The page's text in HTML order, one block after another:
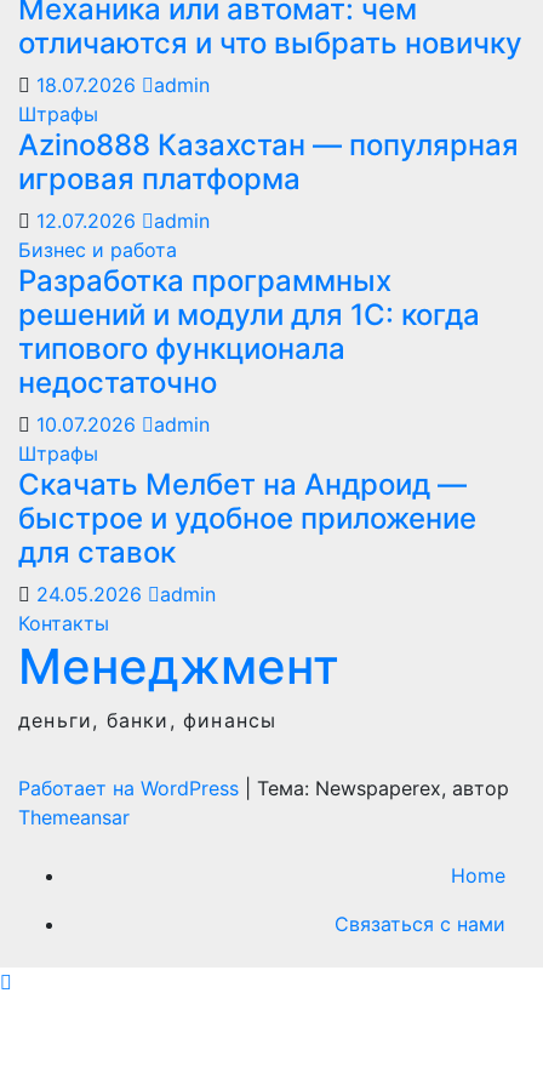
Механика или автомат: чем
отличаются и что выбрать новичку
18.07.2026
admin
Штрафы
Azino888 Казахстан — популярная
игровая платформа
12.07.2026
admin
Бизнес и работа
Разработка программных
решений и модули для 1С: когда
типового функционала
недостаточно
10.07.2026
admin
Штрафы
Скачать Мелбет на Андроид —
быстрое и удобное приложение
для ставок
24.05.2026
admin
Контакты
Менеджмент
деньги, банки, финансы
Работает на WordPress
Тема: Newspaperex, автор
Themeansar
Home
Связаться с нами